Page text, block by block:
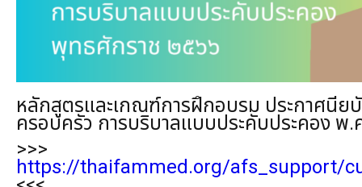
หลักสูตรและเกณฑ์การฝึกอบรม ประกาศนีย
ครอบครัว การบริบาลแบบประคับประคอง พ.
>>>
https://thaifammed.org/afs_support/